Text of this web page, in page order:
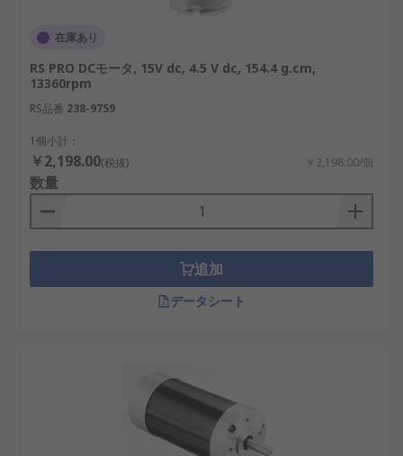
ブラシレスDCモーター
め寿命が長く、メンテナンスが少ないのが特
徴です。
高性能型DCモーター
す。
小型DCモーター
：スペースが限られた機器向
けに設計され、軽量化が求められる分野で使
用されます。
わせることで、低速・高トルクの出力が可能
になります。
DCモーターの利点
DCモーターは多機能かつ利便性の高い存在です。
在庫あり
RS PRO DCモータ, 15V dc, 4.5 V dc, 154.4 g.cm,
13360rpm
RS品番 238-9759
1個小計：
￥2,198.00(税抜) ￥2,198.00/個
数量
追加
データシート